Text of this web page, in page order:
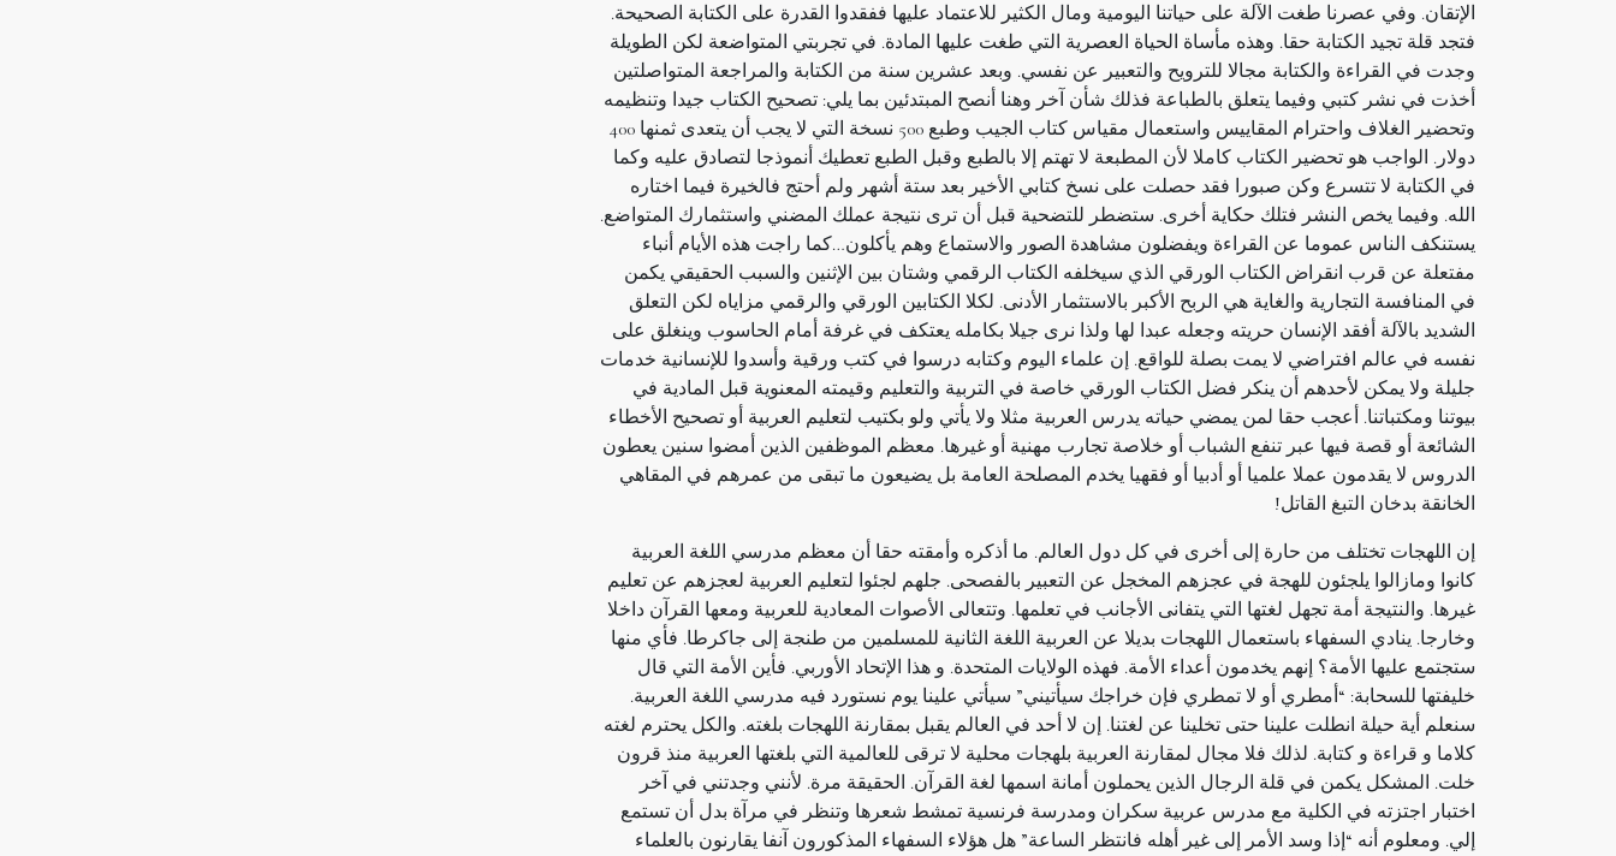
الإتقان. وفي عصرنا طغت الآلة على حياتنا اليومية ومال الكثير للاعتماد عليها ففقدوا القدرة على الكتابة الصحيحة.
فتجد قلة تجيد الكتابة حقا. وهذه مأساة الحياة العصرية التي طغت عليها المادة. في تجربتي المتواضعة لكن الطويلة
وجدت في القراءة والكتابة مجالا للترويح والتعبير عن نفسي. وبعد عشرين سنة من الكتابة والمراجعة المتواصلتين
أخذت في نشر كتبي وفيما يتعلق بالطباعة فذلك شأن آخر وهنا أنصح المبتدئين بما يلي: تصحيح الكتاب جيدا وتنظيمه
وتحضير الغلاف واحترام المقاييس واستعمال مقياس كتاب الجيب وطبع 500 نسخة التي لا يجب أن يتعدى ثمنها 400
دولار. الواجب هو تحضير الكتاب كاملا لأن المطبعة لا تهتم إلا بالطبع وقبل الطبع تعطيك أنموذجا لتصادق عليه وكما
في الكتابة لا تتسرع وكن صبورا فقد حصلت على نسخ كتابي الأخير بعد ستة أشهر ولم أحتج فالخيرة فيما اختاره
الله. وفيما يخص النشر فتلك حكاية أخرى. ستضطر للتضحية قبل أن ترى نتيجة عملك المضني واستثمارك المتواضع.
يستنكف الناس عموما عن القراءة ويفضلون مشاهدة الصور والاستماع وهم يأكلون…كما راجت هذه الأيام أنباء
مفتعلة عن قرب انقراض الكتاب الورقي الذي سيخلفه الكتاب الرقمي وشتان بين الإثنين والسبب الحقيقي يكمن
في المنافسة التجارية والغاية هي الربح الأكبر بالاستثمار الأدنى. لكلا الكتابين الورقي والرقمي مزاياه لكن التعلق
الشديد بالآلة أفقد الإنسان حريته وجعله عبدا لها ولذا نرى جيلا بكامله يعتكف في غرفة أمام الحاسوب وينغلق على
نفسه في عالم افتراضي لا يمت بصلة للواقع. إن علماء اليوم وكتابه درسوا في كتب ورقية وأسدوا للإنسانية خدمات
جليلة ولا يمكن لأحدهم أن ينكر فضل الكتاب الورقي خاصة في التربية والتعليم وقيمته المعنوية قبل المادية في
بيوتنا ومكتباتنا. أعجب حقا لمن يمضي حياته يدرس العربية مثلا ولا يأتي ولو بكتيب لتعليم العربية أو تصحيح الأخطاء
الشائعة أو قصة فيها عبر تنفع الشباب أو خلاصة تجارب مهنية أو غيرها. معظم الموظفين الذين أمضوا سنين يعطون
الدروس لا يقدمون عملا علميا أو أدبيا أو فقهيا يخدم المصلحة العامة بل يضيعون ما تبقى من عمرهم في المقاهي
الخانقة بدخان التبغ القاتل!
إن اللهجات تختلف من حارة إلى أخرى في كل دول العالم. ما أذكره وأمقته حقا أن معظم مدرسي اللغة العربية
كانوا ومازالوا يلجئون للهجة في عجزهم المخجل عن التعبير بالفصحى. جلهم لجئوا لتعليم العربية لعجزهم عن تعليم
غيرها. والنتيجة أمة تجهل لغتها التي يتفانى الأجانب في تعلمها. وتتعالى الأصوات المعادية للعربية ومعها القرآن داخلا
وخارجا. ينادي السفهاء باستعمال اللهجات بديلا عن العربية اللغة الثانية للمسلمين من طنجة إلى جاكرطا. فأي منها
ستجتمع عليها الأمة؟ إنهم يخدمون أعداء الأمة. فهذه الولايات المتحدة. و هذا الإتحاد الأوربي. فأين الأمة التي قال
خليفتها للسحابة: “أمطري أو لا تمطري فإن خراجك سيأتيني” سيأتي علينا يوم نستورد فيه مدرسي اللغة العربية.
سنعلم أية حيلة انطلت علينا حتى تخلينا عن لغتنا. إن لا أحد في العالم يقبل بمقارنة اللهجات بلغته. والكل يحترم لغته
كلاما و قراءة و كتابة. لذلك فلا مجال لمقارنة العربية بلهجات محلية لا ترقى للعالمية التي بلغتها العربية منذ قرون
خلت. المشكل يكمن في قلة الرجال الذين يحملون أمانة اسمها لغة القرآن. الحقيقة مرة. لأنني وجدتني في آخر
اختبار اجتزته في الكلية مع مدرس عربية سكران ومدرسة فرنسية تمشط شعرها وتنظر في مرآة بدل أن تستمع
إلي. ومعلوم أنه “إذا وسد الأمر إلى غير أهله فانتظر الساعة” هل هؤلاء السفهاء المذكورون آنفا يقارنون بالعلماء